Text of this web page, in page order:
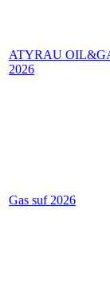
ATYRAU
2026
Gas suf 2026